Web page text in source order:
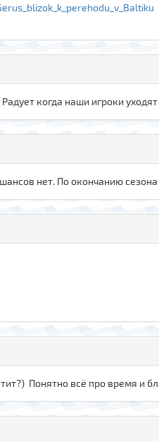
когда наши игроки
нет. По окончанию
Понятно всё про время и